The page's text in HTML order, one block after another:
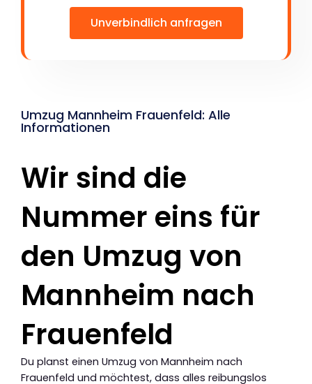
Unverbindlich anfragen
Umzug Mannheim Frauenfeld: Alle
Informationen
Wir sind die
Nummer eins für
den Umzug von
Mannheim nach
Frauenfeld
Du planst einen Umzug von Mannheim nach
Frauenfeld und möchtest, dass alles reibungslos